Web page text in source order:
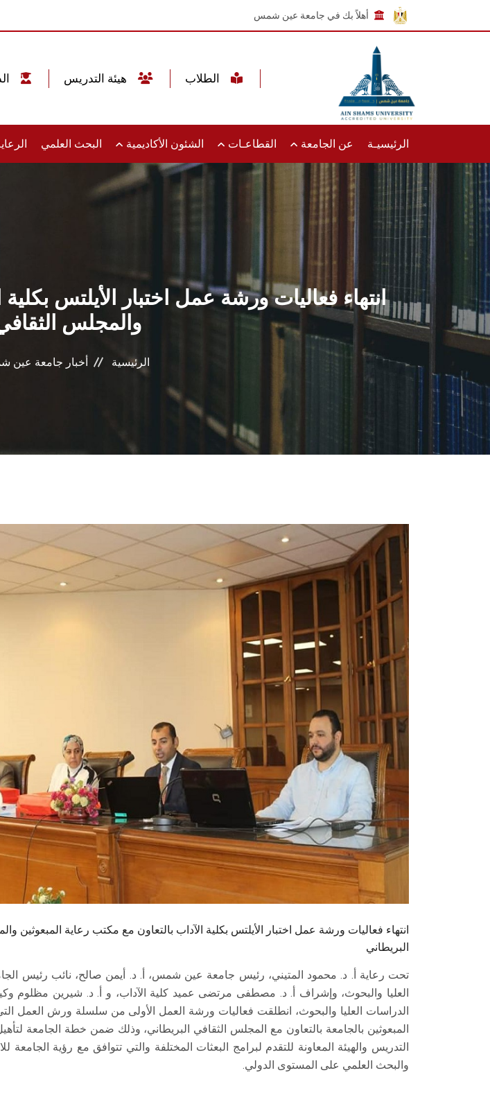
أهلاً بك في جامعة عين شمس
الرئيسيـة عن الجامعة القطاعـات الشئون الأكاديمية البحث العلمي
انتهاء فعاليات ورشة عمل اختبار الأيلتس
والمجلس
الرئيسية أخبار جامعة عين
انتهاء فعاليات ورشة عمل اختبار الأيلتس بكلية الآداب بالتعاون مع مكتب رعاية المبعوثين
البريطاني
تحت رعاية أ. د. محمود المتيني، رئيس جامعة عين شمس، أ. د. أيمن صالح، نائب رئيس
العليا والبحوث، وإشراف أ. د. مصطفى مرتضى عميد كلية الآداب، و أ. د. شيرين مظلوم
الدراسات العليا والبحوث، انطلقت فعاليات ورشة العمل الأولى من سلسلة ورش العمل
المبعوثين بالجامعة بالتعاون مع المجلس الثقافي البريطاني، وذلك ضمن خطة الجامعة
التدريس والهيئة المعاونة للتقدم لبرامج البعثات المختلفة والتي تتوافق مع رؤية الجامعة
والبحث العلمي على المستوى الدولي.